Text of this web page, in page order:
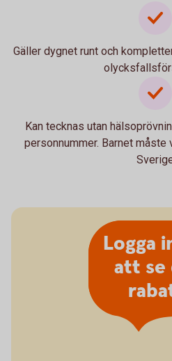
Gäller dygnet runt och
Kan tecknas utan
personnummer. Barnet
Logga
att se